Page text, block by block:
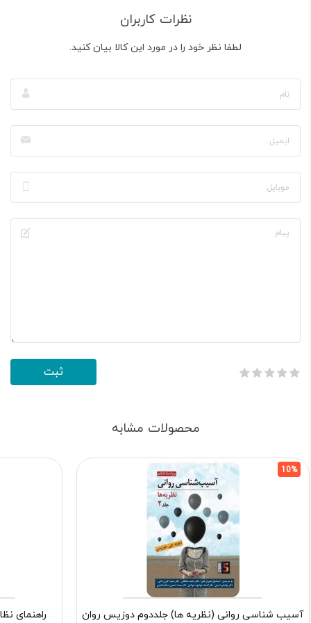
نظرات کاربران
لطفا نظر خود را در مورد این کالا بیان کنید.
محصولات مشابه
10%
آسیب شناسی روانی (نظریه ها) جلددوم دوزیس روان راهنمای